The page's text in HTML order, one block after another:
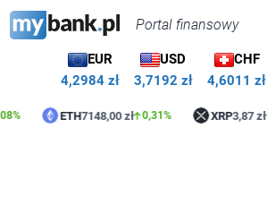
Portal finansowy
EUR
4,2984 zł
USD
3,7192 zł
CHF
4,6011 zł
ETH 7148,00 zł 0,31% XRP3,87 zł 0,46%